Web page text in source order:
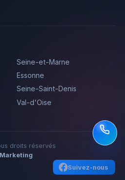
Seine-et-Marne
Essonne
Seine-Saint-Denis
Val-d'Oise
droits réservés
Suivez-nous